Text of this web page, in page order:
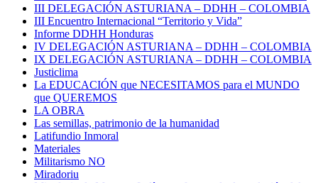
III DELEGACIÓN ASTURIANA – DDHH – COLOMBIA
III Encuentro Internacional “Territorio y Vida”
Informe DDHH Honduras
IV DELEGACIÓN ASTURIANA – DDHH – COLOMBIA
IX DELEGACIÓN ASTURIANA – DDHH – COLOMBIA
Justiclima
La EDUCACIÓN que NECESITAMOS para el MUNDO
que QUEREMOS
LA OBRA
Las semillas, patrimonio de la humanidad
Latifundio Inmoral
Materiales
Militarismo NO
Miradoriu